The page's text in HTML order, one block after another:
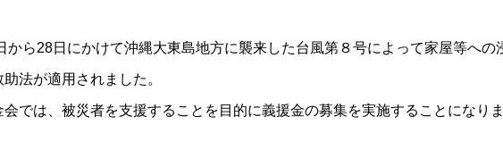
から28日にかけて沖縄大東島地方に襲来した台風第８号によって家屋等へ
法が適用されました。
では、被災者を支援することを目的に義援金の募集を実施することになり